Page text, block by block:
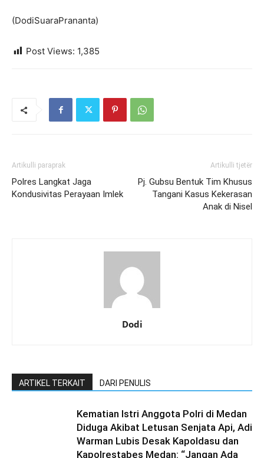
(DodiSuaraPrananta)
Post Views: 1,385
Artikulli paraprak
Polres Langkat Jaga
Kondusivitas Perayaan Imlek
Artikulli tjetër
Pj. Gubsu Bentuk Tim Khusus
Tangani Kasus Kekerasan
Anak di Nisel
Dodi
ARTIKEL TERKAIT DARI PENULIS
Kematian Istri Anggota Polri di Medan
Diduga Akibat Letusan Senjata Api, Adi
Warman Lubis Desak Kapoldasu dan
Kapolrestabes Medan: “Jangan Ada